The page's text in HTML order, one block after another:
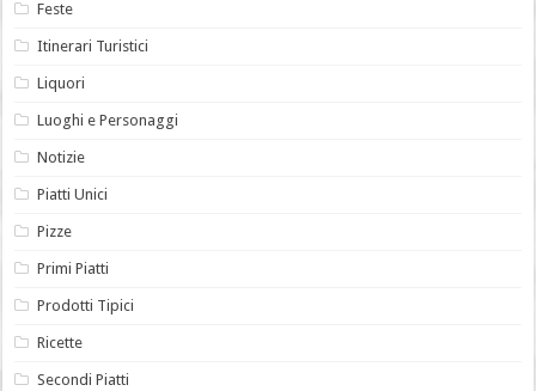
Feste
Itinerari Turistici
Liquori
Luoghi e Personaggi
Notizie
Piatti Unici
Pizze
Primi Piatti
Prodotti Tipici
Ricette
Secondi Piatti